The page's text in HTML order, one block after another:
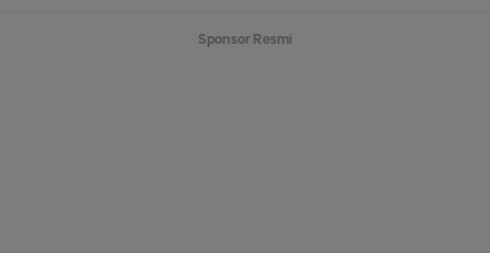
Sponsor Resmi